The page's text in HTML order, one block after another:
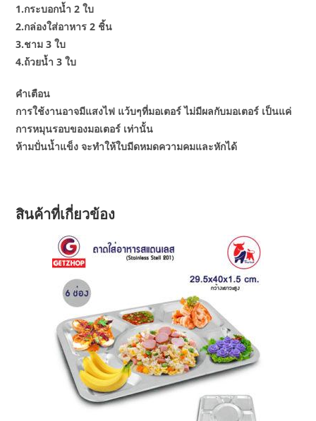
1.กระบอกน้ำ 2 ใบ
2.กล่องใส่อาหาร 2 ชิ้น
3.ชาม 3 ใบ
4.ถ้วยน้ำ 3 ใบ
คำเตือน
การใช้งานอาจมีแสงไฟ แว้บๆที่มอเตอร์ ไม่มีผลกับมอเตอร์ เป็นแค่
การหมุนรอบของมอเตอร์ เท่านั้น
ห้ามปั่นน้ำแข็ง จะทำให้ใบมีดหมดความคมและหักได้
สินค้าที่เกี่ยวข้อง